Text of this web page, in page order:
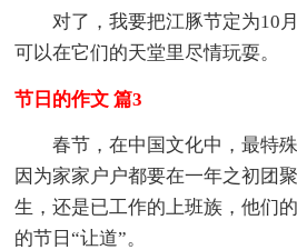
对了，我要把江豚节定为10
可以在它们的天堂里尽情玩耍。
节日的作文 篇3
春节，在中国文化中，最特
因为家家户户都要在一年之初团
生，还是已工作的上班族，他们
的节日“让道”。